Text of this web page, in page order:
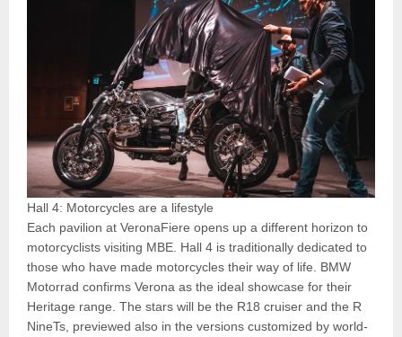
Hall 4: Motorcycles are a lifestyle
Each pavilion at VeronaFiere opens up a different horizon to
motorcyclists visiting MBE. Hall 4 is traditionally dedicated to
those who have made motorcycles their way of life. BMW
Motorrad confirms Verona as the ideal showcase for their
Heritage range. The stars will be the R18 cruiser and the R
NineTs, previewed also in the versions customized by world-